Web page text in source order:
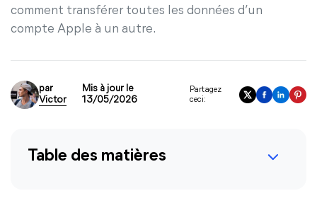
comment transférer toutes les données d’un
compte Apple à un autre.
par
Victor
Mis à jour le
13/05/2026
Partagez
ceci:
Table des matières